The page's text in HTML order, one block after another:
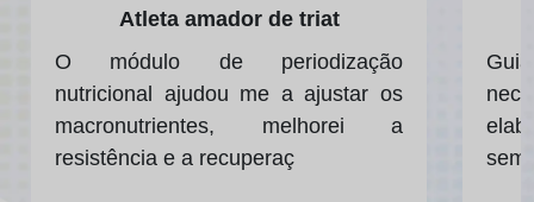
Atleta amador de triat
O módulo de periodização
nutricional ajudou me a ajustar os
macronutrientes, melhorei a
resistência e a recuperaç